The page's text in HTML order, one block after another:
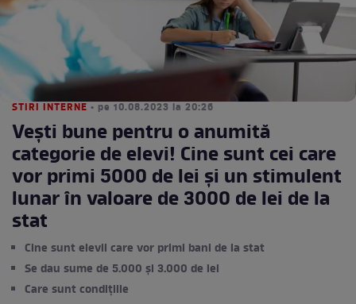
STIRI INTERNE • pe 10.08.2023 la 20:26
Vești bune pentru o anumită
categorie de elevi! Cine sunt cei care
vor primi 5000 de lei și un stimulent
lunar în valoare de 3000 de lei de la
stat
Cine sunt elevii care vor primi bani de la stat
Se dau sume de 5.000 și 3.000 de lei
Care sunt condițiile